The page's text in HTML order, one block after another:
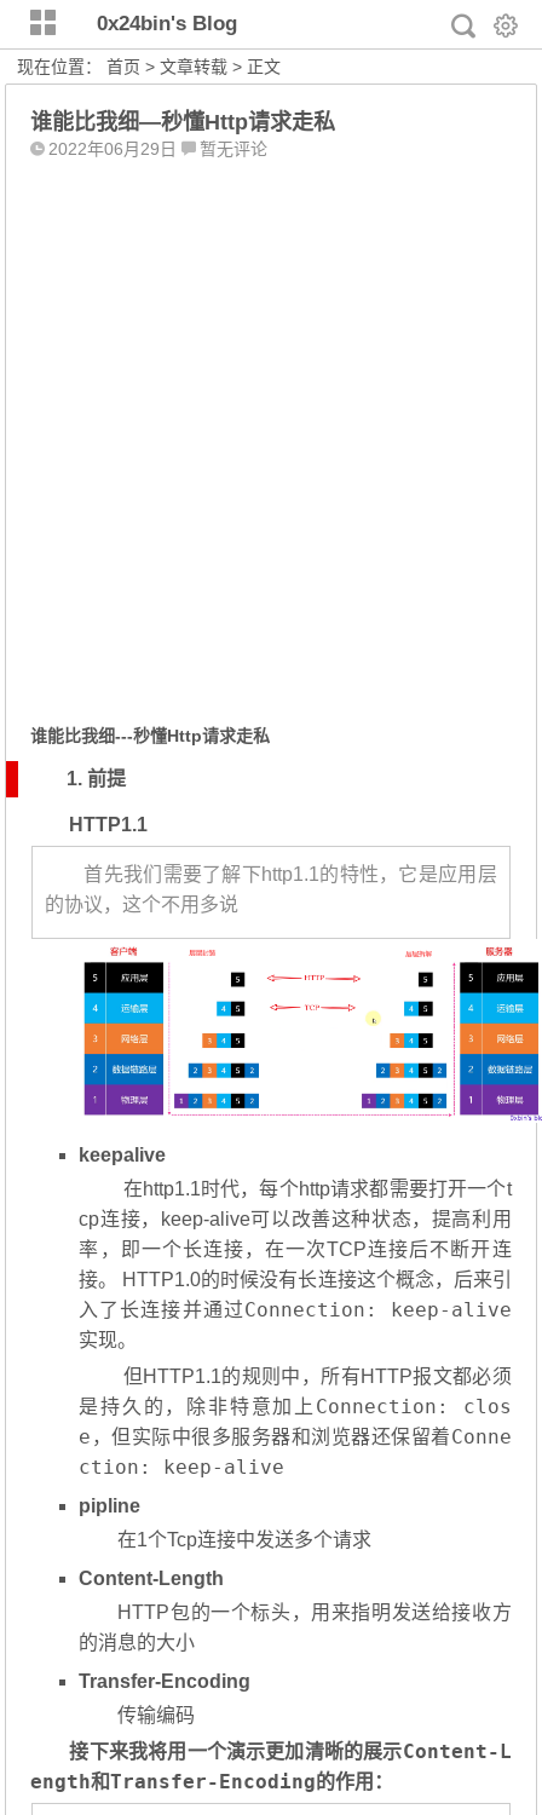
0x24bin's Blog
现在位置：首页 >文章转载 > 正文
谁能比我细—秒懂Http请求走私
2022年06月29日 暂无评论
谁能比我细---秒懂Http请求走私
1. 前提
HTTP1.1
首先我们需要了解下http1.1的特性，它是应用层
的协议，这个不用多说
keepalive
​ 在http1.1时代，每个http请求都需要打开一个t
cp连接，keep-alive可以改善这种状态，提高利用
率，即一个长连接，在一次TCP连接后不断开连
接。 HTTP1.0的时候没有长连接这个概念，后来引
入了长连接并通过Connection: keep-alive
实现。
​ 但HTTP1.1的规则中，所有HTTP报文都必须
是持久的，除非特意加上 Connection: clos
e ，但实际中很多服务器和浏览器还保留着Conne
ction: keep-alive
pipline
在1个Tcp连接中发送多个请求
Content-Length
HTTP包的一个标头，用来指明发送给接收方
的消息的大小
Transfer-Encoding
传输编码
接下来我将用一个演示更加清晰的展示Content-L
ength和Transfer-Encoding的作用：